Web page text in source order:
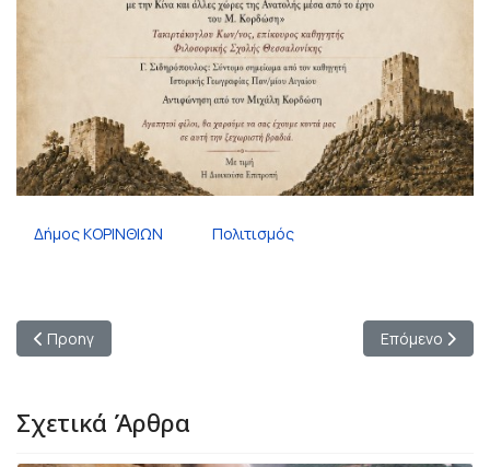
Δήμος ΚΟΡΙΝΘΙΩΝ Πολιτισμός
Προηγούμενο άρθρο: Η μαγεία της Eurovision ζωντανεύει
Προηγ Επόμενο
Επόμενο
Σχετικά Άρθρα